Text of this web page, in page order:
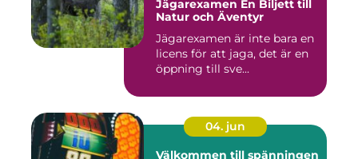
Jägarexamen En Biljett till
Natur och Äventyr
Jägarexamen är inte bara en
licens för att jaga, det är en
öppning till sve...
04. jun
Välkommen till spänningen